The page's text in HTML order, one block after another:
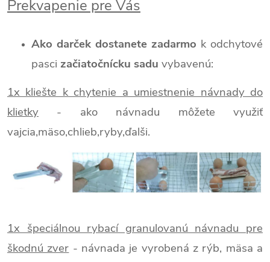
Prekvapenie pre Vás
Ako darček dostanete zadarmo k odchytové
pasci začiatočnícku sadu vybavenú:
1x kliešte k chytenie a umiestnenie návnady do
klietky - ako návnadu môžete využiť
vajcia,mäso,chlieb,ryby,ďalši.
1x špeciálnou rybací granulovanú návnadu pre
škodnú zver - návnada je vyrobená z rýb, mäsa a